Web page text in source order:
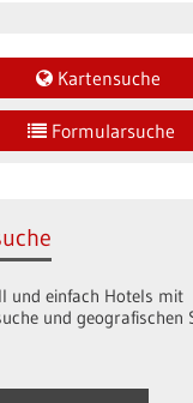
Kartensuche
Formularsuche
und einfach Hotels mit
und geografischen